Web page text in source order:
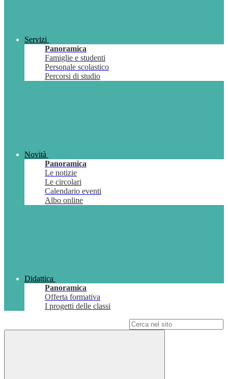
Servizi
Panoramica
Famiglie e studenti
Personale scolastico
Percorsi di studio
Novità
Panoramica
Le notizie
Le circolari
Calendario eventi
Albo online
Didattica
Panoramica
Offerta formativa
I progetti delle classi